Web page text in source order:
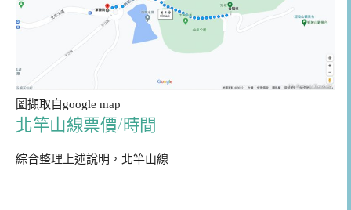
圖擷取自google map
北竿山線票價/時間
綜合整理上述說明，北竿山線